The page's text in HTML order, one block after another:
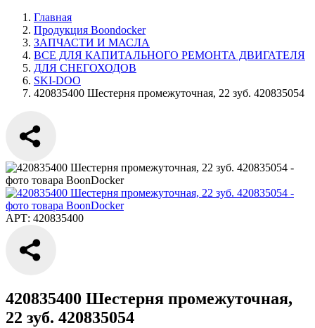
Главная
Продукция Boondocker
ЗАПЧАСТИ И МАСЛА
ВСЕ ДЛЯ КАПИТАЛЬНОГО РЕМОНТА ДВИГАТЕЛЯ
ДЛЯ СНЕГОХОДОВ
SKI-DOO
420835400 Шестерня промежуточная, 22 зуб. 420835054
АРТ: 420835400
420835400 Шестерня промежуточная,
22 зуб. 420835054